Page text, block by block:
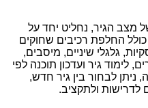
מצב הגיר, נחליט יחד על
החלפת רכיבים שחוקים
גלגלי שיניים, מיסבים,
לימוד גיר ועדכון תוכנה לפי
לבחור בין גיר חדש,
לדרישות ולתקציב.